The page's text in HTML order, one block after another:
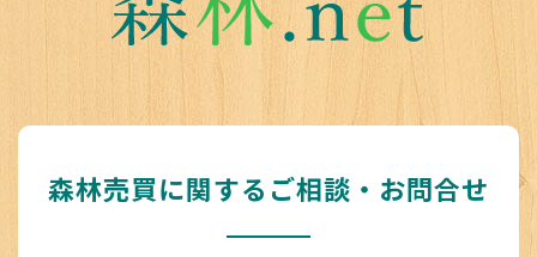
森林売買に関するご相談・お問合せ